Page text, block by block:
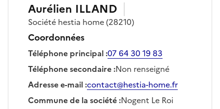
Aurélien ILLAND
Société hestia home(28210)
Coordonnées
Téléphone principal:07 64 30 19 83
Téléphone secondaire:Non renseigné
Adresse e-mail:contact@hestia-home.fr
Commune de la société:Nogent Le Roi